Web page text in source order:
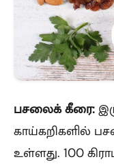
பசலைக் கீரை:
காய்கறிகளில்
உள்ளது. 100